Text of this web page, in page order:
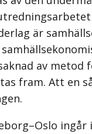
är
av
fram. Att en